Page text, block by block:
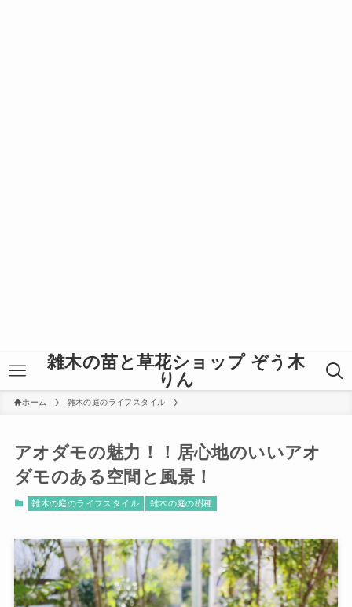
雑木の苗と草花ショップ ぞう木
りん
ホーム 雑木の庭のライフスタイル
アオダモの魅力！！居心地のいいアオ
ダモのある空間と風景！
雑木の庭のライフスタイル 雑木の庭の樹種